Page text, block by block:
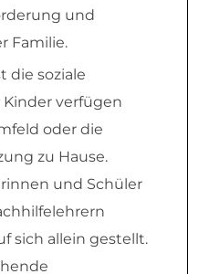
und
Familie.
die soziale
verfügen
oder die
zu Hause.
und Schüler
sich allein gestellt.